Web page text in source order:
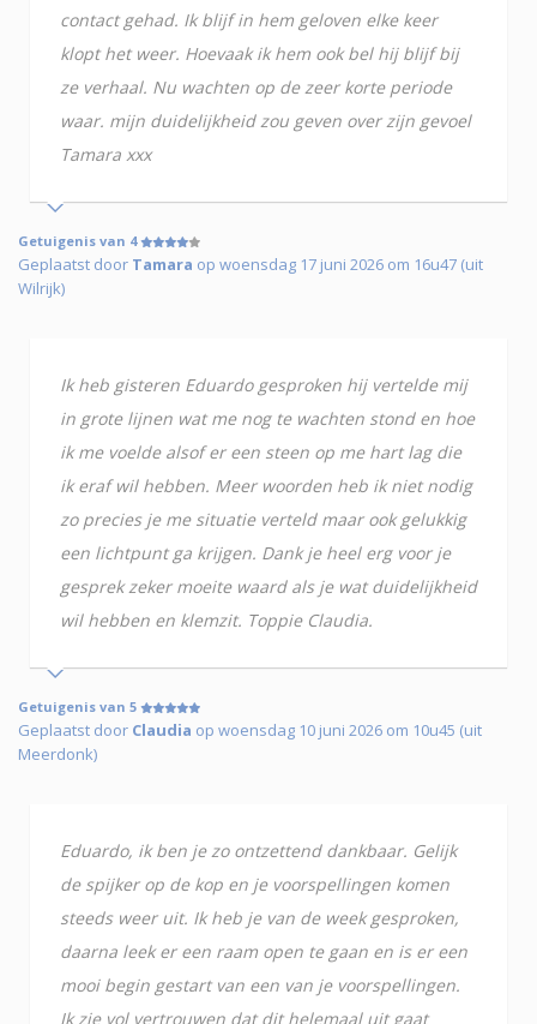
contact gehad. Ik blijf in hem geloven elke keer
klopt het weer. Hoevaak ik hem ook bel hij blijf bij
ze verhaal. Nu wachten op de zeer korte periode
waar. mijn duidelijkheid zou geven over zijn gevoel
Tamara xxx
Getuigenis van 4
Geplaatst door Tamara op woensdag 17 juni 2026 om 16u47 (uit
Wilrijk)
Ik heb gisteren Eduardo gesproken hij vertelde mij
in grote lijnen wat me nog te wachten stond en hoe
ik me voelde alsof er een steen op me hart lag die
ik eraf wil hebben. Meer woorden heb ik niet nodig
zo precies je me situatie verteld maar ook gelukkig
een lichtpunt ga krijgen. Dank je heel erg voor je
gesprek zeker moeite waard als je wat duidelijkheid
wil hebben en klemzit. Toppie Claudia.
Getuigenis van 5
Geplaatst door Claudia op woensdag 10 juni 2026 om 10u45 (uit
Meerdonk)
Eduardo, ik ben je zo ontzettend dankbaar. Gelijk
de spijker op de kop en je voorspellingen komen
steeds weer uit. Ik heb je van de week gesproken,
daarna leek er een raam open te gaan en is er een
mooi begin gestart van een van je voorspellingen.
Ik zie vol vertrouwen dat dit helemaal uit gaat